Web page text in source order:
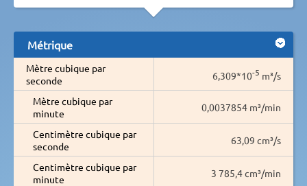
Métrique
Mètre cubique par
seconde
6,309*10-5 m³/s
Mètre cubique par
minute
0,0037854 m³/min
Centimètre cubique par
seconde
63,09 cm³/s
Centimètre cubique par
minute
3 785,4 cm³/min